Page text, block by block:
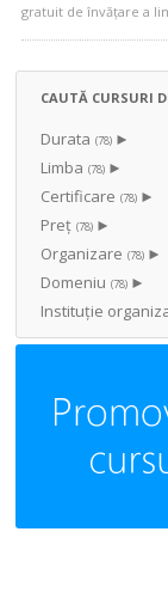
gratuit de învățare a
CAUTĂ CURSURI
Durata (78) ►
Limba (78) ►
Certificare (78) ►
Preț (78) ►
Organizare (78) ►
Domeniu (78) ►
Instituţie